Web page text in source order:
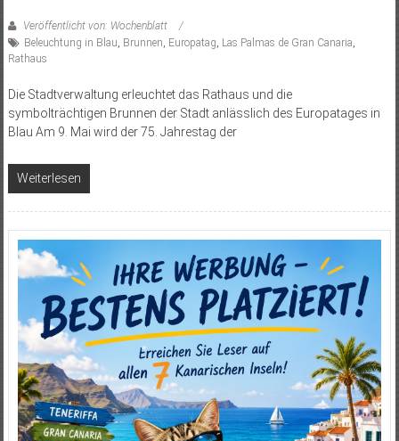
Veröffentlicht von: Wochenblatt
Beleuchtung in Blau, Brunnen, Europatag, Las Palmas de Gran Canaria,
Rathaus
Die Stadtverwaltung erleuchtet das Rathaus und die
symbolträchtigen Brunnen der Stadt anlässlich des Europatages in
Blau Am 9. Mai wird der 75. Jahrestag der
Weiterlesen